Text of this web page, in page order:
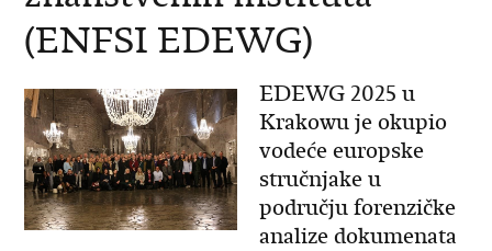
(ENFSI EDEWG)
EDEWG 2025 u
Krakowu je okupio
vodeće europske
stručnjake u
području forenzičke
analize dokumenata